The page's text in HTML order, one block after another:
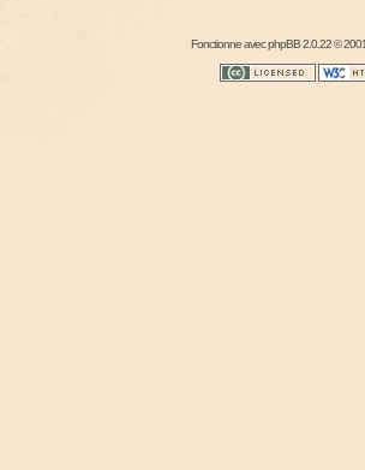
Fonctionne avecphpBB2.0.22 ©